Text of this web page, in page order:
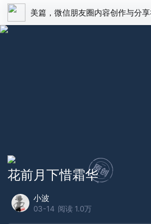
美篇，微信朋友圈内容创作与分
花前月下惜霜华
小波
03-14 阅读 1.0万